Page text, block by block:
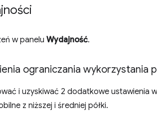
w panelu Wydajność.
ograniczania wykorzystania
i uzyskiwać 2 dodatkowe ustawienia
z niższej i średniej półki.